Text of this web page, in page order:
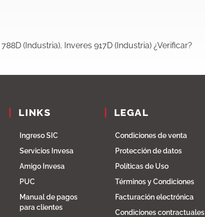
(Industria), Inveres 917D (Industria) ¿Verificar?
LINKS
Ingreso SIC
Servicios Invesa
Amigo Invesa
PUC
Manual de pagos
para clientes
LEGAL
Condiciones de venta
Protección de datos
Políticas de Uso
Términos y Condiciones
Facturación electrónica
Condiciones contractuales